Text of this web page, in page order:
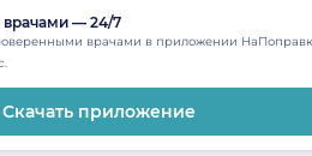
to
content
врачами — 24/7
врачами в приложении
Скачать приложение